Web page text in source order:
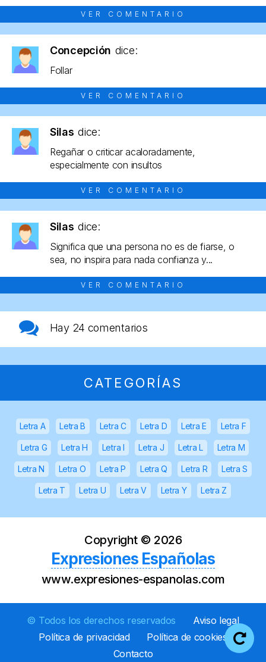
VER COMENTARIO
Concepción dice:
Follar
VER COMENTARIO
Silas dice:
Regañar o criticar acaloradamente,
especialmente con insultos
VER COMENTARIO
Silas dice:
Significa que una persona no es de fiarse, o
sea, no inspira para nada confianza y...
VER COMENTARIO
Hay 24 comentarios
CATEGORÍAS
Letra A Letra B Letra C Letra D Letra E Letra F
Letra G Letra H Letra I Letra J Letra L Letra M
Letra N Letra O Letra P Letra Q Letra R Letra S
Letra T Letra U Letra V Letra Y Letra Z
Copyright © 2026
Expresiones Españolas
www.expresiones-espanolas.com
© Todos los derechos reservados
Aviso legal
Política de privacidad
Política de cookies
Contacto